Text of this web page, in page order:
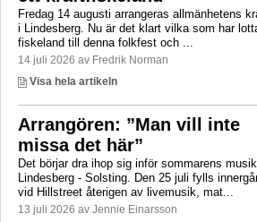
Fredag 14 augusti arrangeras allmänhetens
i Lindesberg. Nu är det klart vilka som har
fiskeland till denna folkfest och ...
14 juli 2026 av Fredrik Norman
Visa hela artikeln
Arrangören: ”Man vill inte
missa det här”
Det börjar dra ihop sig inför sommarens
Lindesberg - Solsting. Den 25 juli fylls
vid Hillstreet återigen av livemusik, mat...
13 juli 2026 av Jennie Einarsson